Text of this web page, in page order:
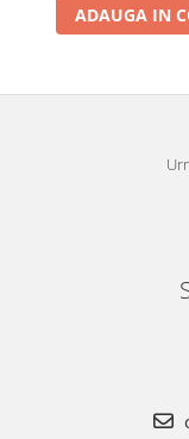
ADAUGA IN